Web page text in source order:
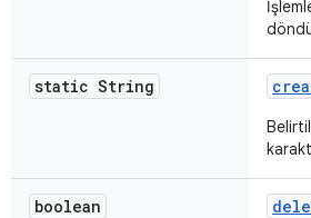
static String
boolean